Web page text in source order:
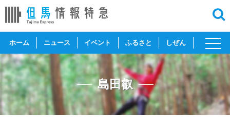
ホーム ニュース イベント ふるさと しぜん
toggle
島田叡